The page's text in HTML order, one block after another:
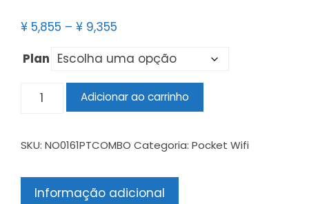
¥ 5,855 – ¥ 9,355
Plan
Adicionar ao carrinho
SKU: NO0161PTCOMBO Categoria: Pocket Wifi
Informação adicional